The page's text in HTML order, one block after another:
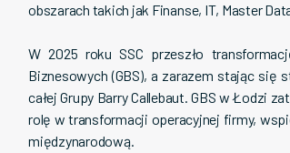
obszarach takich jak Finanse, IT, Master
W 2025 roku SSC przeszło
Biznesowych (GBS), a zarazem stając się
całej Grupy Barry Callebaut. GBS w Łodzi
rolę w transformacji operacyjnej firmy,
międzynarodową.